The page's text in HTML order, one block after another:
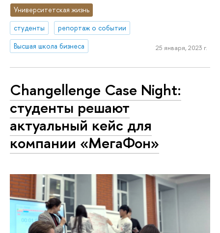
Университетская жизнь
студенты
репортаж о событии
Высшая школа бизнеса
25 января, 2023 г.
Changellenge Case Night:
студенты решают
актуальный кейс для
компании «МегаФон»